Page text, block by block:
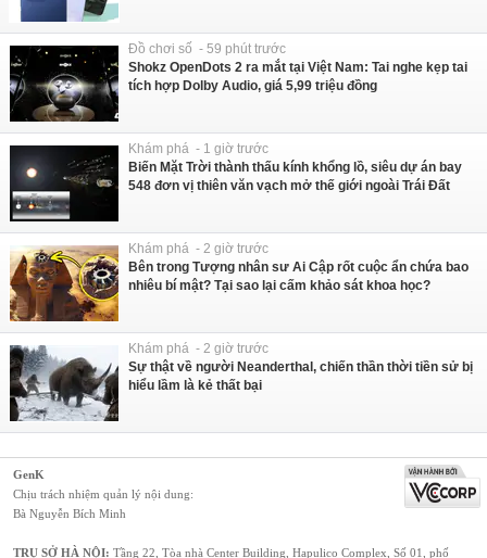
Đồ chơi số - 59 phút trước
Shokz OpenDots 2 ra mắt tại Việt Nam: Tai nghe kẹp tai
tích hợp Dolby Audio, giá 5,99 triệu đồng
Khám phá - 1 giờ trước
Biến Mặt Trời thành thấu kính khổng lồ, siêu dự án bay
548 đơn vị thiên văn vạch mở thế giới ngoài Trái Đất
Khám phá - 2 giờ trước
Bên trong Tượng nhân sư Ai Cập rốt cuộc ẩn chứa bao
nhiêu bí mật? Tại sao lại cấm khảo sát khoa học?
Khám phá - 2 giờ trước
Sự thật về người Neanderthal, chiến thần thời tiền sử bị
hiểu lầm là kẻ thất bại
GenK
Chịu trách nhiệm quản lý nội dung:
Bà Nguyễn Bích Minh
TRỤ SỞ HÀ NỘI: Tầng 22, Tòa nhà Center Building, Hapulico Complex, Số 01, phố